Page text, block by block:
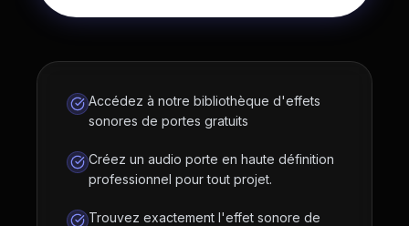
Accédez à notre bibliothèque d'effets
sonores de portes gratuits
Créez un audio porte en haute définition
professionnel pour tout projet.
Trouvez exactement l'effet sonore de